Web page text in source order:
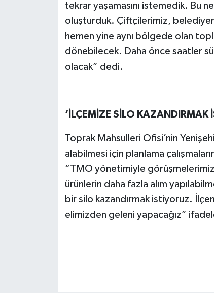
tekrar yaşamasını istemedik. Bu
oluşturduk. Çiftçilerimiz,
hemen yine aynı bölgede olan
dönebilecek. Daha önce saatler
olacak” dedi.
‘İLÇEMİZE SİLO KAZANDIRMAK
Toprak Mahsulleri Ofisi’nin
alabilmesi için planlama
“TMO yönetimiyle
ürünlerin daha fazla alım
bir silo kazandırmak istiyoruz.
elimizden geleni yapacağız”